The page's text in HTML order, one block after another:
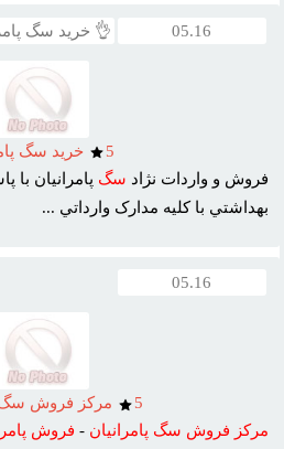
05.16 👌 خرید سگ
5
خريد سگ
فروش و واردات نژاد سگ پامرانيان
بهداشتي با کليه مدارک وارداتي ...
05.16
5
مرکز فروش سگ
مرکز فروش سگ پامرانيان - فروش